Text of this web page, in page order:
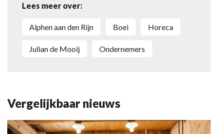
Lees meer over:
Alphen aan den Rijn Boei Horeca
Julian de Mooij Ondernemers
Vergelijkbaar nieuws